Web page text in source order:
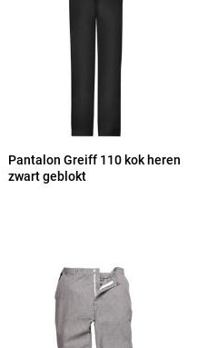
Pantalon Greiff 110 kok heren
zwart geblokt